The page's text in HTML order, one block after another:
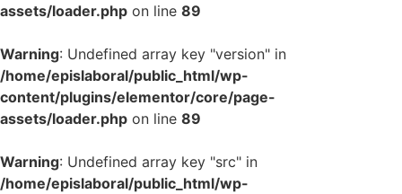
assets/loader.php on line 89
Warning: Undefined array key "version" in
/home/epislaboral/public_html/wp-
content/plugins/elementor/core/page-
assets/loader.php on line 89
Warning: Undefined array key "src" in
/home/epislaboral/public_html/wp-